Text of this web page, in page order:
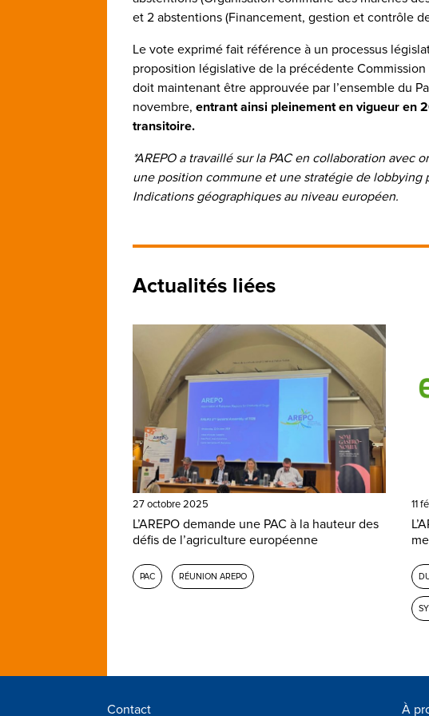
et 2 abstentions (Financement, gestion et contrôle
Le vote exprimé fait référence à un processus
proposition législative de la précédente
doit maintenant être approuvée par l’ensemble du
novembre, entrant ainsi pleinement en vigueur en
transitoire.
*AREPO a travaillé sur la PAC en collaboration avec
une position commune et une stratégie de
Indications géographiques au niveau européen.
Actualités liées
27 octobre 2025
L’AREPO demande une PAC à la hauteur des
défis de l’agriculture européenne
PAC RÉUNION AREPO
11
Contact À